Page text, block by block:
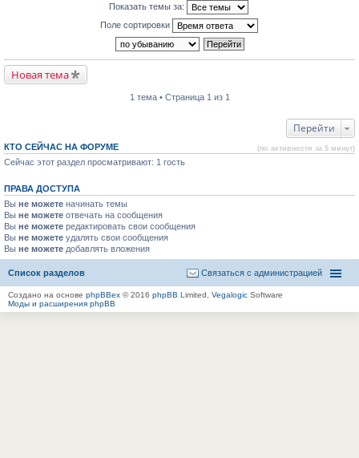
Показать темы за:
Поле сортировки
Новая тема
1 тема • Страница 1 из 1
Перейти
КТО СЕЙЧАС НА ФОРУМЕ (по активности за 5 минут)
Сейчас этот раздел просматривают: 1 гость
ПРАВА ДОСТУПА
Вы не можете начинать темы
Вы не можете отвечать на сообщения
Вы не можете редактировать свои сообщения
Вы не можете удалять свои сообщения
Вы не можете добавлять вложения
Список разделов Связаться с администрацией
Создано на основе phpBBex © 2016 phpBB Limited, Vegalogic Software
Моды и расширения phpBB